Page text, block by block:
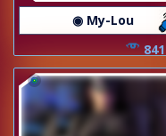
◉ My-Lou
841